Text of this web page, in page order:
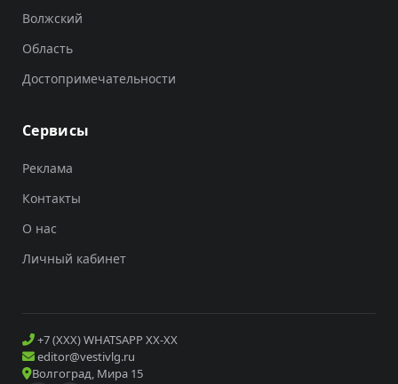
Волжский
Область
Достопримечательности
Сервисы
Реклама
Контакты
О нас
Личный кабинет
+7 (XXX) WHATSAPP XX-XX
editor@vestivlg.ru
Волгоград, Мира 15